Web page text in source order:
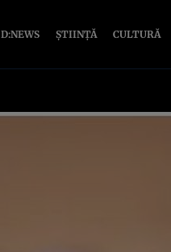
D:NEWS ȘTIINȚĂ CULTURĂ